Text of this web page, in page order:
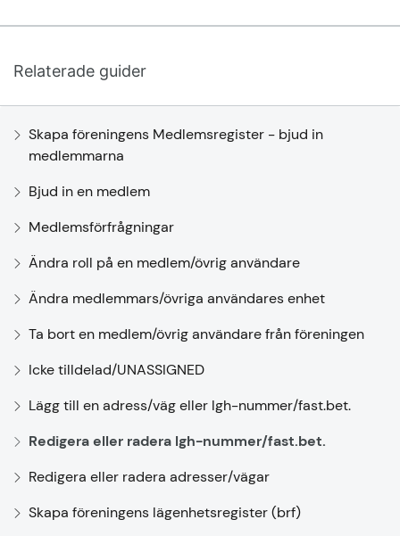
Relaterade guider
Skapa föreningens Medlemsregister - bjud in
medlemmarna
Bjud in en medlem
Medlemsförfrågningar
Ändra roll på en medlem/övrig användare
Ändra medlemmars/övriga användares enhet
Ta bort en medlem/övrig användare från föreningen
Icke tilldelad/UNASSIGNED
Lägg till en adress/väg eller lgh-nummer/fast.bet.
Redigera eller radera lgh-nummer/fast.bet.
Redigera eller radera adresser/vägar
Skapa föreningens lägenhetsregister (brf)